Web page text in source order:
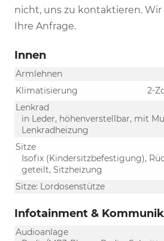
nicht, uns zu kontaktieren.
Ihre Anfrage.
Innen
Armlehnen
Klimatisierung
2-
Lenkrad
in Leder, höhenverstellbar, mit
Lenkradheizung
Sitze
Isofix (Kindersitzbefestigung),
geteilt, Sitzheizung
Sitze: Lordosenstütze
Infotainment &
Audioanlage